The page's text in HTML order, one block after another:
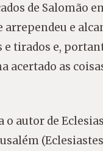
de Salomão
arrependeu e
tirados e,
acertado as
o autor de
(Eclesiastes